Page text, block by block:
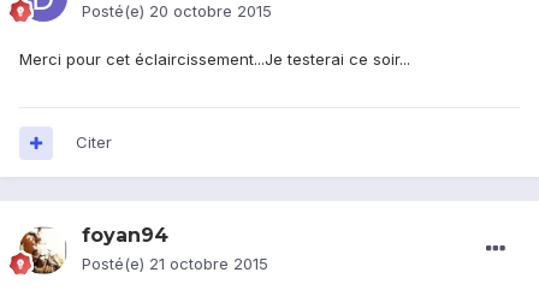
Posté(e) 20 octobre 2015
Merci pour cet éclaircissement...Je testerai ce soir...
Citer
foyan94
Posté(e) 21 octobre 2015